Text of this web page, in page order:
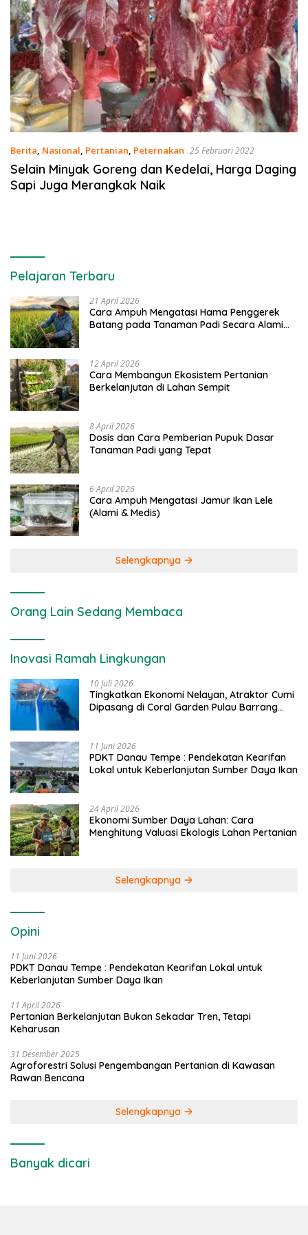
Berita, Nasional, Pertanian, Peternakan 25 Februari 2022
Selain Minyak Goreng dan Kedelai, Harga Daging
Sapi Juga Merangkak Naik
Pelajaran Terbaru
21 April 2026
Cara Ampuh Mengatasi Hama Penggerek
Batang pada Tanaman Padi Secara Alami
12 April 2026
Cara Membangun Ekosistem Pertanian
Berkelanjutan di Lahan Sempit
8 April 2026
Dosis dan Cara Pemberian Pupuk Dasar
Tanaman Padi yang Tepat
6 April 2026
Cara Ampuh Mengatasi Jamur Ikan Lele
(Alami & Medis)
Selengkapnya
Orang Lain Sedang Membaca
Inovasi Ramah Lingkungan
10 Juli 2026
Tingkatkan Ekonomi Nelayan, Atraktor Cumi
Dipasang di Coral Garden Pulau Barrang
11 Juni 2026
PDKT Danau Tempe : Pendekatan Kearifan
Lokal untuk Keberlanjutan Sumber Daya Ikan
24 April 2026
Ekonomi Sumber Daya Lahan: Cara
Menghitung Valuasi Ekologis Lahan Pertanian
Selengkapnya
Opini
11 Juni 2026
PDKT Danau Tempe : Pendekatan Kearifan Lokal untuk
Keberlanjutan Sumber Daya Ikan
11 April 2026
Pertanian Berkelanjutan Bukan Sekadar Tren, Tetapi
Keharusan
31 Desember 2025
Agroforestri Solusi Pengembangan Pertanian di Kawasan
Rawan Bencana
Selengkapnya
Banyak dicari